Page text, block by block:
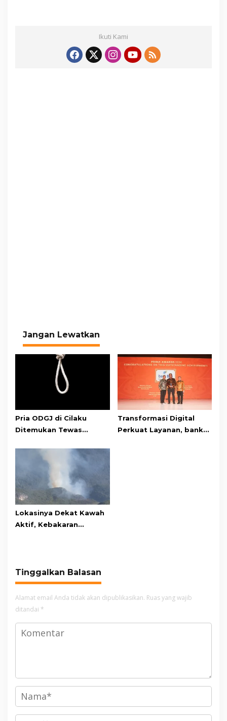
Ikuti Kami
Jangan Lewatkan
Pria ODGJ di Cilaku
Ditemukan Tewas
Transformasi Digital
Perkuat Layanan, bank
Lokasinya Dekat Kawah
Aktif, Kebakaran
Tinggalkan Balasan
Alamat email Anda tidak akan dipublikasikan. Ruas yang wajib
ditandai *